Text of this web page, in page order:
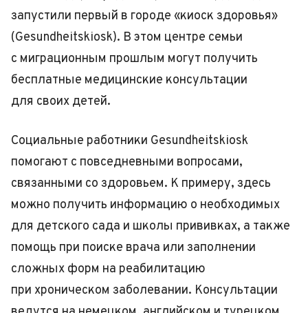
запустили первый в городе «киоск здоровья»
(Gesundheitskiosk). В этом центре семьи
с миграционным прошлым могут получить
бесплатные медицинские консультации
для своих детей.
Социальные работники Gesundheitskiosk
помогают с повседневными вопросами,
связанными со здоровьем. К примеру, здесь
можно получить информацию о необходимых
для детского сада и школы прививках, а также
помощь при поиске врача или заполнении
сложных форм на реабилитацию
при хроническом заболевании. Консультации